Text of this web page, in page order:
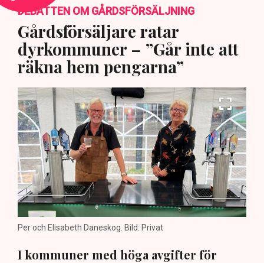
DEBATTEN OM GÅRDSFÖRSÄLJNING
Gårdsförsäljare ratar
dyrkommuner – ”Går inte att
räkna hem pengarna”
Per och Elisabeth Daneskog. Bild: Privat
I kommuner med höga avgifter för